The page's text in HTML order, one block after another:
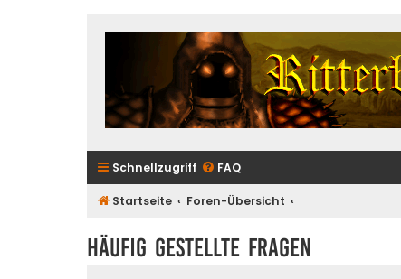
Schnellzugriff FAQ
Startseite Foren-Übersicht
Häufig gestellte Fragen